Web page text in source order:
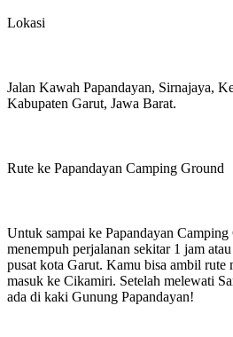
Lokasi
Jalan Kawah Papandayan, Sirnajaya,
Kabupaten Garut, Jawa Barat.
Rute ke Papandayan Camping Ground
Untuk sampai ke Papandayan
menempuh perjalanan sekitar 1 jam
pusat kota Garut. Kamu bisa ambil rute
masuk ke Cikamiri. Setelah melewati
ada di kaki Gunung Papandayan!